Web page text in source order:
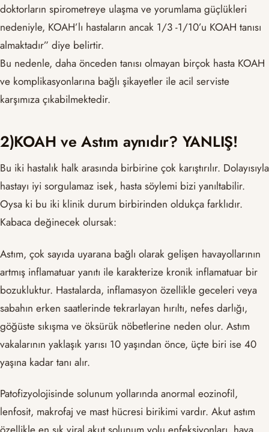
doktorların spirometreye ulaşma ve yorumlama güçlükleri
nedeniyle, KOAH’lı hastaların ancak 1/3 -1/10’u KOAH tanısı
almaktadır” diye belirtir.
Bu nedenle, daha önceden tanısı olmayan birçok hasta KOAH
ve komplikasyonlarına bağlı şikayetler ile acil serviste
karşımıza çıkabilmektedir.
2)KOAH ve Astım aynıdır? YANLIŞ!
Bu iki hastalık halk arasında birbirine çok karıştırılır. Dolayısıyla
hastayı iyi sorgulamaz isek, hasta söylemi bizi yanıltabilir.
Oysa ki bu iki klinik durum birbirinden oldukça farklıdır.
Kabaca değinecek olursak:
Astım, çok sayıda uyarana bağlı olarak gelişen havayollarının
artmış inflamatuar yanıtı ile karakterize kronik inflamatuar bir
bozukluktur. Hastalarda, inflamasyon özellikle geceleri veya
sabahın erken saatlerinde tekrarlayan hırıltı, nefes darlığı,
göğüste sıkışma ve öksürük nöbetlerine neden olur. Astım
vakalarının yaklaşık yarısı 10 yaşından önce, üçte biri ise 40
yaşına kadar tanı alır.
Patofizyolojisinde solunum yollarında anormal eozinofil,
lenfosit, makrofaj ve mast hücresi birikimi vardır. Akut astım